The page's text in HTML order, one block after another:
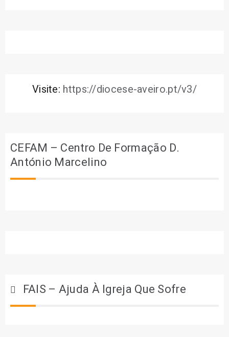
Visite: https://diocese-aveiro.pt/v3/
CEFAM – Centro De Formação D.
António Marcelino
FAIS – Ajuda À Igreja Que Sofre